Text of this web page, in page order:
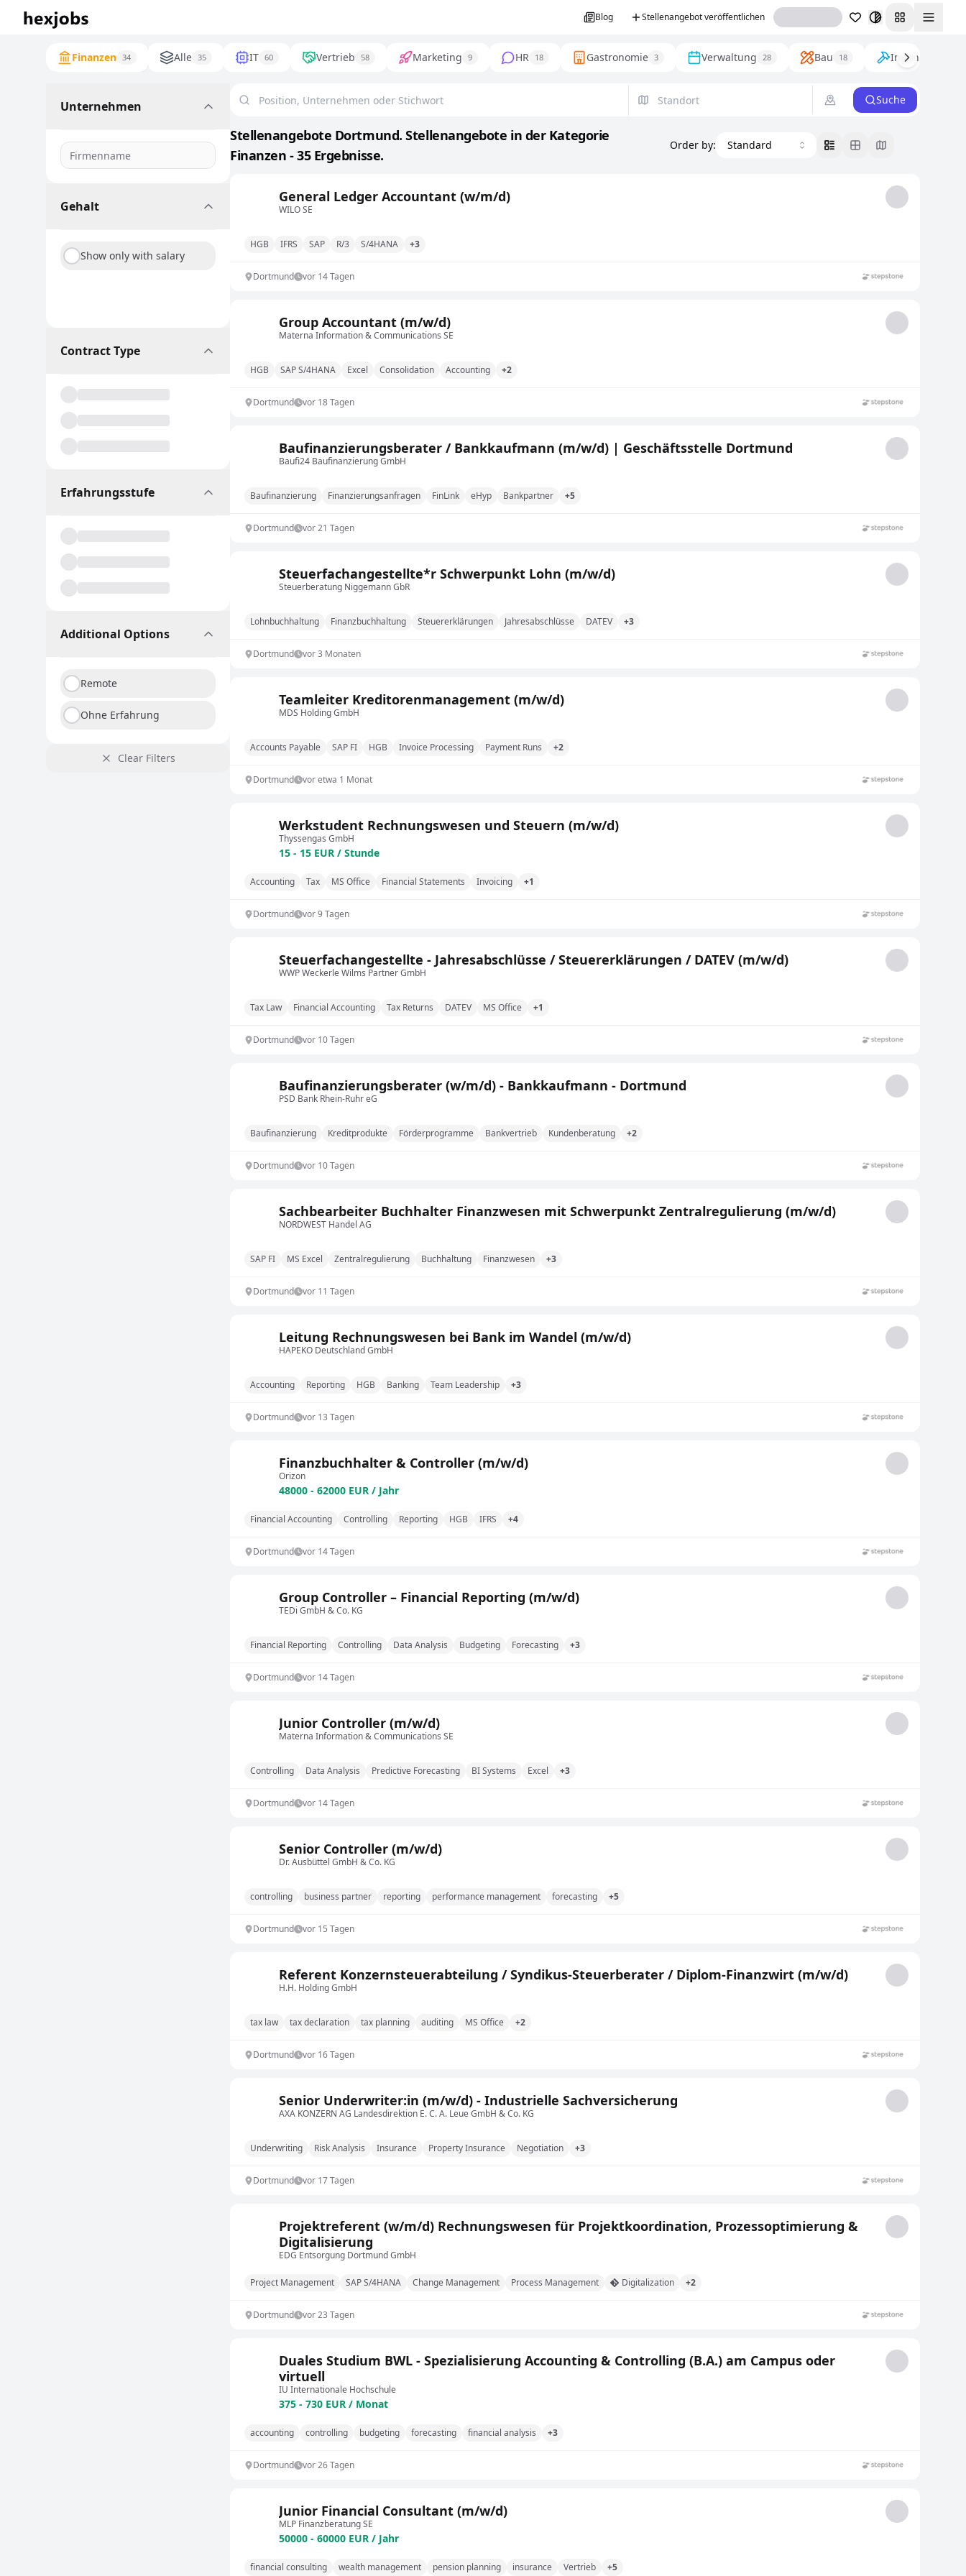
Blog Stellenangebot veröffentlichen
Finanzen 34 Alle 35 IT 60 Vertrieb 58 Marketing 9 HR 18 Gastronomie 3 Verwaltung 28 Bau 18
Unternehmen
Gehalt
Show only with salary
Contract Type
Erfahrungsstufe
Additional Options
Remote
Ohne Erfahrung
Clear Filters
Suche
Stellenangebote Dortmund. Stellenangebote in der Kategorie
Finanzen - 35 Ergebnisse.
Order by: Standard
General Ledger Accountant (w/m/d)
WILO SE
HGB IFRS SAP R/3 S/4HANA +3
Dortmund vor 14 Tagen
Group Accountant (m/w/d)
Materna Information & Communications SE
HGB SAP S/4HANA Excel Consolidation Accounting +2
Dortmund vor 18 Tagen
Baufinanzierungsberater / Bankkaufmann (m/w/d) | Geschäftsstelle Dortmund
Baufi24 Baufinanzierung GmbH
Baufinanzierung Finanzierungsanfragen FinLink eHyp Bankpartner +5
Dortmund vor 21 Tagen
Steuerfachangestellte*r Schwerpunkt Lohn (m/w/d)
Steuerberatung Niggemann GbR
Lohnbuchhaltung Finanzbuchhaltung Steuererklärungen Jahresabschlüsse DATEV +3
Dortmund vor 3 Monaten
Teamleiter Kreditorenmanagement (m/w/d)
MDS Holding GmbH
Accounts Payable SAP FI HGB Invoice Processing Payment Runs +2
Dortmund vor etwa 1 Monat
Werkstudent Rechnungswesen und Steuern (m/w/d)
Thyssengas GmbH
15 - 15 EUR / Stunde
Accounting Tax MS Office Financial Statements Invoicing +1
Dortmund vor 9 Tagen
Steuerfachangestellte - Jahresabschlüsse / Steuererklärungen / DATEV (m/w/d)
WWP Weckerle Wilms Partner GmbH
Tax Law Financial Accounting Tax Returns DATEV MS Office +1
Dortmund vor 10 Tagen
Baufinanzierungsberater (w/m/d) - Bankkaufmann - Dortmund
PSD Bank Rhein-Ruhr eG
Baufinanzierung Kreditprodukte Förderprogramme Bankvertrieb Kundenberatung +2
Dortmund vor 10 Tagen
Sachbearbeiter Buchhalter Finanzwesen mit Schwerpunkt Zentralregulierung (m/w/d)
NORDWEST Handel AG
SAP FI MS Excel Zentralregulierung Buchhaltung Finanzwesen +3
Dortmund vor 11 Tagen
Leitung Rechnungswesen bei Bank im Wandel (m/w/d)
HAPEKO Deutschland GmbH
Accounting Reporting HGB Banking Team Leadership +3
Dortmund vor 13 Tagen
Finanzbuchhalter & Controller (m/w/d)
Orizon
48000 - 62000 EUR / Jahr
Financial Accounting Controlling Reporting HGB IFRS +4
Dortmund vor 14 Tagen
Group Controller – Financial Reporting (m/w/d)
TEDi GmbH & Co. KG
Financial Reporting Controlling Data Analysis Budgeting Forecasting +3
Dortmund vor 14 Tagen
Junior Controller (m/w/d)
Materna Information & Communications SE
Controlling Data Analysis Predictive Forecasting BI Systems Excel +3
Dortmund vor 14 Tagen
Senior Controller (m/w/d)
Dr. Ausbüttel GmbH & Co. KG
controlling business partner reporting performance management forecasting +5
Dortmund vor 15 Tagen
Referent Konzernsteuerabteilung / Syndikus-Steuerberater / Diplom-Finanzwirt (m/w/d)
H.H. Holding GmbH
tax law tax declaration tax planning auditing MS Office +2
Dortmund vor 16 Tagen
Senior Underwriter:in (m/w/d) - Industrielle Sachversicherung
AXA KONZERN AG Landesdirektion E. C. A. Leue GmbH & Co. KG
Underwriting Risk Analysis Insurance Property Insurance Negotiation +3
Dortmund vor 17 Tagen
Projektreferent (w/m/d) Rechnungswesen für Projektkoordination, Prozessoptimierung &
Digitalisierung
EDG Entsorgung Dortmund GmbH
Project Management SAP S/4HANA Change Management Process Management Digitalization +2
Dortmund vor 23 Tagen
Duales Studium BWL - Spezialisierung Accounting & Controlling (B.A.) am Campus oder
virtuell
IU Internationale Hochschule
375 - 730 EUR / Monat
accounting controlling budgeting forecasting financial analysis +3
Dortmund vor 26 Tagen
Junior Financial Consultant (m/w/d)
MLP Finanzberatung SE
50000 - 60000 EUR / Jahr
financial consulting wealth management pension planning insurance Vertrieb +5